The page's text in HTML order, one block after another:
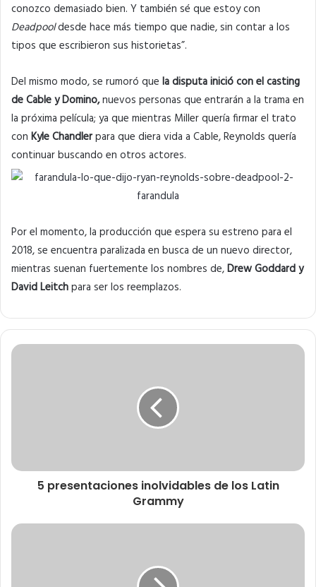
conozco demasiado bien. Y también sé que estoy con
Deadpooldesde hace más tiempo que nadie, sin contar a los
tipos que escribieron sus historietas”.
Del mismo modo, se rumoró que la disputa inició con el casting
de Cable y Domino,nuevos personas que entrarán a la trama en
la próxima película; ya que mientras Miller quería firmar el trato
con Kyle Chandlerpara que diera vida a Cable, Reynolds quería
continuar buscando en otros actores.
Por el momento, la producción que espera su estreno para el
2018, se encuentra paralizada en busca de un nuevo director,
mientras suenan fuertemente los nombres de,Drew Goddard y
David Leitchpara ser los reemplazos.
5 presentaciones inolvidables de los Latin
Grammy